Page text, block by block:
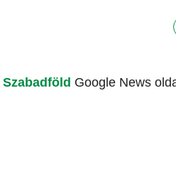
Szabadföld Google News